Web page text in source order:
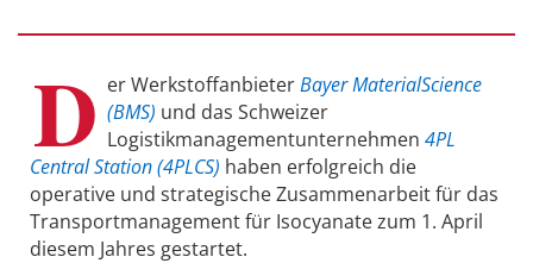
D er WerkstoffanbieterBayer MaterialScience
(BMS) und das Schweizer
Logistikmanagementunternehmen 4PL
Central Station (4PLCS) haben erfolgreich die
operative und strategische Zusammenarbeit für das
Transportmanagement für Isocyanate zum 1. April
diesem Jahres gestartet.